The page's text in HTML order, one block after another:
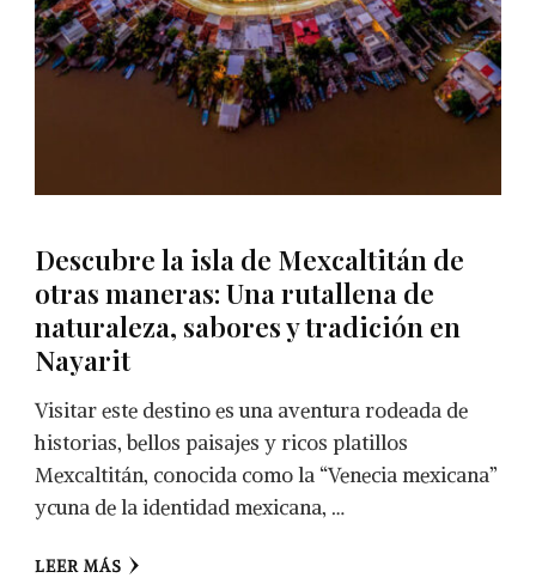
Descubre la isla de Mexcaltitán de
otras maneras: Una rutallena de
naturaleza, sabores y tradición en
Nayarit
Visitar este destino es una aventura rodeada de
historias, bellos paisajes y ricos platillos
Mexcaltitán, conocida como la “Venecia mexicana”
ycuna de la identidad mexicana, …
LEER MÁS